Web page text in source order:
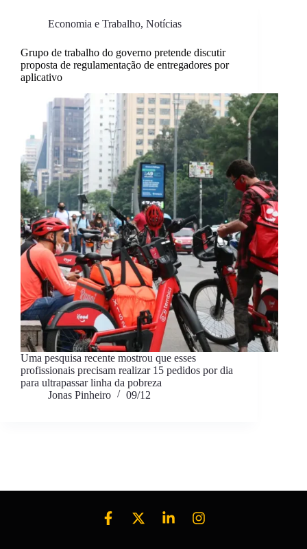
Economia e Trabalho, Notícias
Grupo de trabalho do governo pretende discutir
proposta de regulamentação de entregadores por
aplicativo
Uma pesquisa recente mostrou que esses
profissionais precisam realizar 15 pedidos por dia
para ultrapassar linha da pobreza
Jonas Pinheiro
09/12